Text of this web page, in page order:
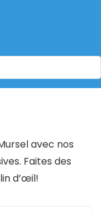
avec nos
Faites des
d’œil!